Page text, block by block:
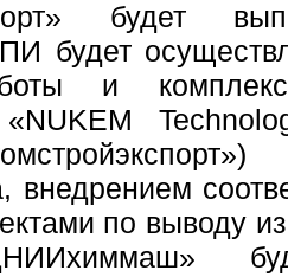
будет
будет
и
«NUKEM
внедрением
по выводу